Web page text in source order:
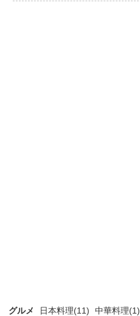
グルメ 日本料理(11) 中華料理(1)